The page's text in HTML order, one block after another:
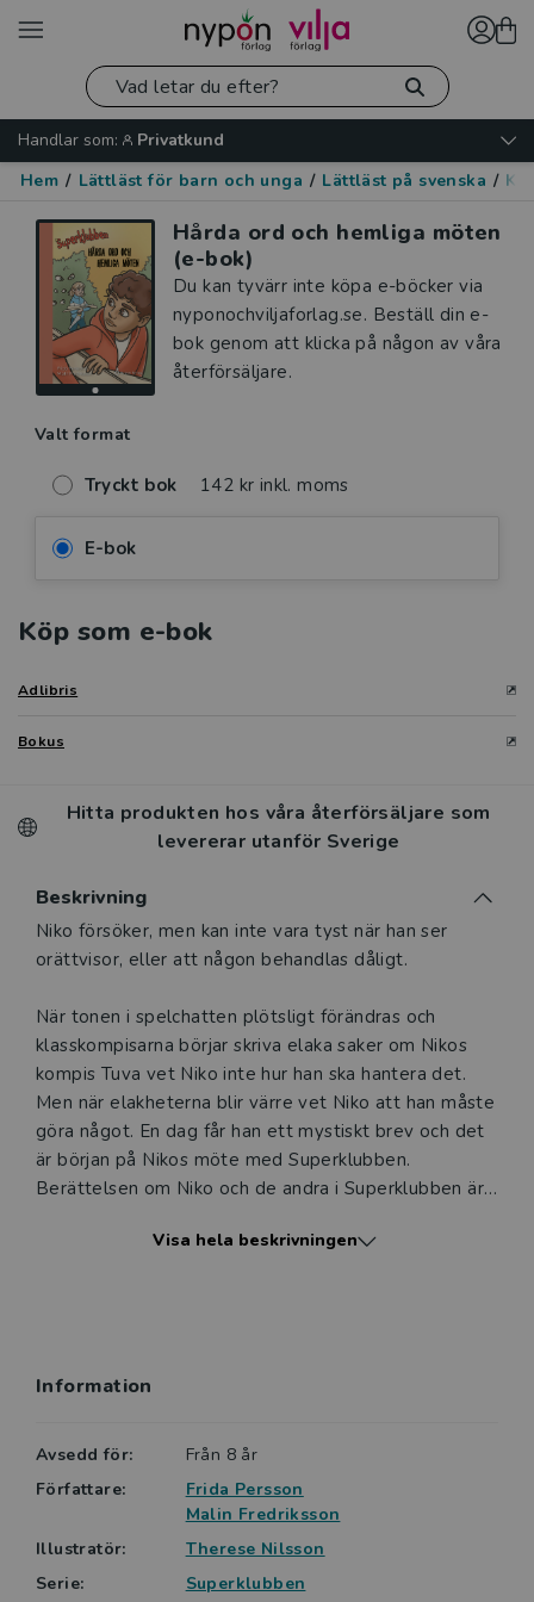
Handlar som:
Privatkund
Hem / Lättläst för barn och unga / Lättläst på svenska /
Hårda ord och hemliga möten
(e-bok)
Du kan tyvärr inte köpa e-böcker via
nyponochviljaforlag.se. Beställ din e-
bok genom att klicka på någon av våra
återförsäljare.
Valt format
Tryckt bok 142 kr inkl. moms
E-bok
Köp som e-bok
Adlibris
Bokus
Hitta produkten hos våra återförsäljare som
levererar utanför Sverige
Beskrivning
Beskrivning
Niko försöker, men kan inte vara tyst när han ser
orättvisor, eller att någon behandlas dåligt.
När tonen i spelchatten plötsligt förändras och
klasskompisarna börjar skriva elaka saker om Nikos
kompis Tuva vet Niko inte hur han ska hantera det.
Men när elakheterna blir värre vet Niko att han måste
göra något. En dag får han ett mystiskt brev och det
är början på Nikos möte med Superklubben.
Berättelsen om Niko och de andra i Superklubben är
som ”Hur är man en bra kompis?” och ” Vad innebär
mellanstadieåldern. Varje titel i serien tar upp
ett lustfyllt och enkelt sätt. Böckerna passar bra
utgångspunkt i värdegrundsarbete, t. ex för att
Varje bok i serien framhäver barns olika styrkor och
Visa hela beskrivningen
Information
Avsedd för:
Från 8 år
Författare:
Frida Persson
Malin Fredriksson
Illustratör:
Therese Nilsson
Serie:
Superklubben